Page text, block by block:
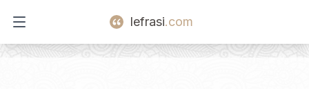
Open main menu
lefrasi.com